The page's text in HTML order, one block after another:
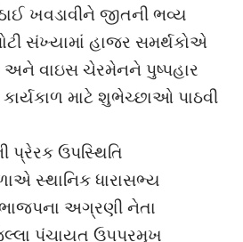
ખવડાવીને જીતની ભવ્ય
સંખ્યામાં હાજર સમર્થકોએ
અને વાઇસ ચેરમેનને પુષ્પહાર
માટે શુભેચ્છાઓ પાઠવી
પ્રેરક ઉપસ્થિતિ
સ્થાનિક ધારાસભ્ય
અગ્રણી નેતા
પંચાયત ઉપપ્રમુખ